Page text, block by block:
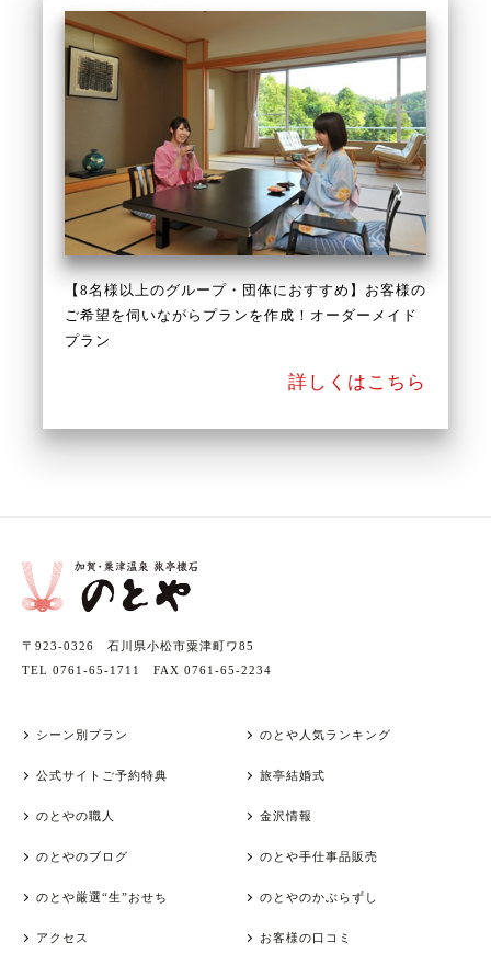
【8名様以上のグループ・団体におすすめ】お客様の
ご希望を伺いながらプランを作成！オーダーメイド
プラン
詳しくはこちら
〒923-0326 石川県小松市粟津町ワ85
TEL 0761-65-1711 FAX 0761-65-2234
シーン別プラン のとや人気ランキング
公式サイトご予約特典 旅亭結婚式
のとやの職人 金沢情報
のとやのブログ のとや手仕事品販売
のとや厳選“生”おせち のとやのかぶらずし
アクセス お客様の口コミ